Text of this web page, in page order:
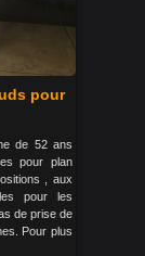
pour
de 52 ans
pour plan
, aux
pour les
de prise de
Pour plus